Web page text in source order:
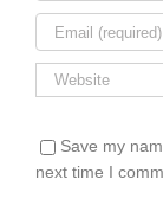
Save my
next time I